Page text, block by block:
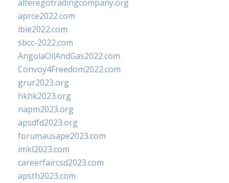
alteregotradingcompany.org
aprce2022.com
ibie2022.com
sbcc-2022.com
AngolaOilAndGas2022.com
Convoy4Freedom2022.com
grur2023.org
hkhk2023.org
napm2023.org
apsdfd2023.org
forumausape2023.com
imkl2023.com
careerfaircsd2023.com
apsth2023.com